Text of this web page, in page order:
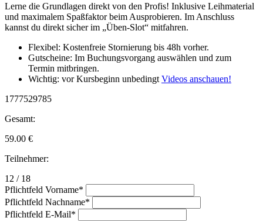
Lerne die Grundlagen direkt von den Profis! Inklusive Leihmaterial
und maximalem Spaßfaktor beim Ausprobieren. Im Anschluss
kannst du direkt sicher im „Üben-Slot“ mitfahren.
Flexibel: Kostenfreie Stornierung bis 48h vorher.
Gutscheine: Im Buchungsvorgang auswählen und zum
Termin mitbringen.
Wichtig: vor Kursbeginn unbedingt Videos anschauen!
1777529785
Gesamt:
59.00 €
Teilnehmer:
12 / 18
Pflichtfeld Vorname*
Pflichtfeld Nachname*
Pflichtfeld E-Mail*